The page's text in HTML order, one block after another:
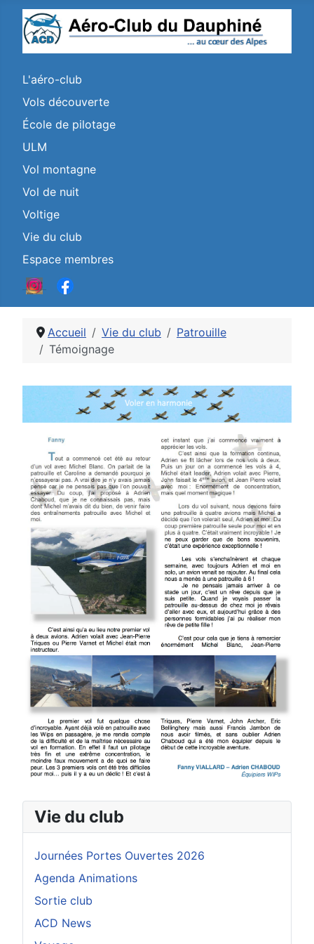
L'aéro-club
Vols découverte
École de pilotage
ULM
Vol montagne
Vol de nuit
Voltige
Vie du club
Espace membres
Vie du club
Journées Portes Ouvertes 2026
Agenda Animations
Sortie club
ACD News
Accueil Vie du club
Patrouille
Témoignage